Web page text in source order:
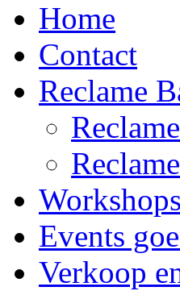
Home
Contact
Reclame
Workshops
Events
Verkoop